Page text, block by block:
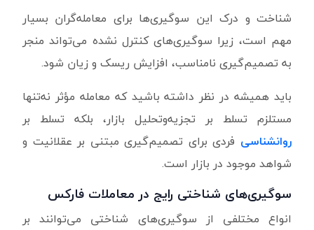
شناخت و درک این سوگیری‌ها برای معامله‌گران بسیار
مهم است، زیرا سوگیری‌های کنترل نشده می‌تواند منجر
به تصمیم‌گیری نامناسب، افزایش ریسک و زیان شود.
باید همیشه در نظر داشته باشید که معامله مؤثر نه‌تنها
مستلزم تسلط بر تجزیه‌وتحلیل بازار، بلکه تسلط بر
روانشناسی فردی برای تصمیم‌گیری مبتنی بر عقلانیت و
شواهد موجود در بازار است.
سوگیری‌های شناختی رایج در معاملات فارکس
انواع مختلفی از سوگیری‌های شناختی می‌توانند بر